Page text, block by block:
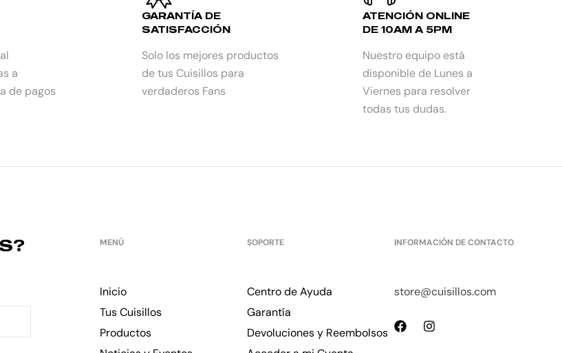
a
de pagos
GARANTÍA DE
SATISFACCIÓN
Solo los mejores productos
de tus Cuisillos para
verdaderos Fans
ATENCIÓN ONLINE
DE 10AM A 5PM
Nuestro equipo está
disponible de Lunes a
Viernes para resolver
todas tus dudas.
MENÚ
Inicio
Tus Cuisillos
Productos
SOPORTE
Centro de Ayuda
Garantía
Devoluciones y Reembolsos
INFORMACIÓN DE CONTACTO
store@cuisillos.com